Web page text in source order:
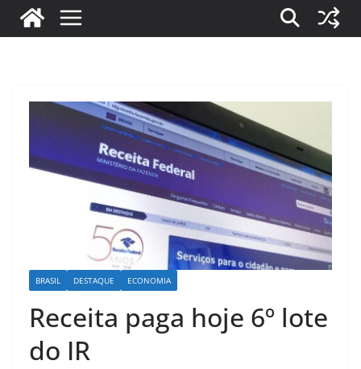
BRASIL DESTAQUE ECONOMIA
Receita paga hoje 6º lote
do IR